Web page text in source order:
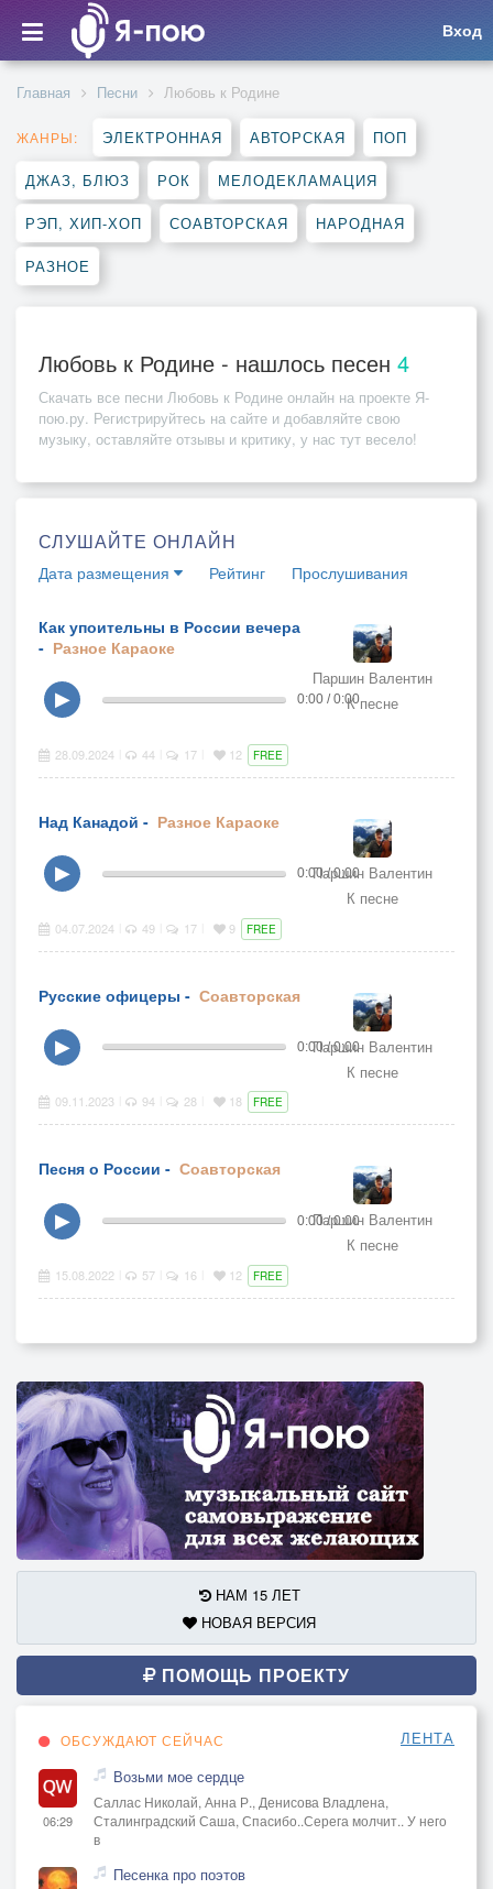
Вход
Главная Песни Любовь к Родине
ЖАНРЫ: ЭЛЕКТРОННАЯ АВТОРСКАЯ ПОП
ДЖАЗ, БЛЮЗ РОК МЕЛОДЕКЛАМАЦИЯ
РЭП, ХИП-ХОП СОАВТОРСКАЯ НАРОДНАЯ
РАЗНОЕ
Любовь к Родине - нашлось песен 4
Скачать все песни Любовь к Родине онлайн на проекте Я-
пою.ру. Регистрируйтесь на сайте и добавляйте свою
музыку, оставляйте отзывы и критику, у нас тут весело!
СЛУШАЙТЕ ОНЛАЙН
Дата размещения Рейтинг Прослушивания
Как упоительны в России вечера
- Разное Караоке
Паршин Валентин
К песне
▶ 0:00 / 0:00
28.09.2024 44 17 12 FREE
Над Канадой - Разное Караоке
Паршин Валентин
К песне
▶ 0:00 / 0:00
04.07.2024 49 17 9 FREE
Русские офицеры - Соавторская
Паршин Валентин
К песне
▶ 0:00 / 0:00
09.11.2023 94 28 18 FREE
Песня о России - Соавторская
Паршин Валентин
К песне
▶ 0:00 / 0:00
15.08.2022 57 16 12 FREE
НАМ 15 ЛЕТ
НОВАЯ ВЕРСИЯ
ПОМОЩЬ ПРОЕКТУ
ОБСУЖДАЮТ СЕЙЧАС ЛЕНТА
06:29
Возьми мое сердце
Саллас Николай, Анна Р., Денисова Владлена,
Сталинградский Саша, Спасибо..Серега молчит.. У него
в
Песенка про поэтов